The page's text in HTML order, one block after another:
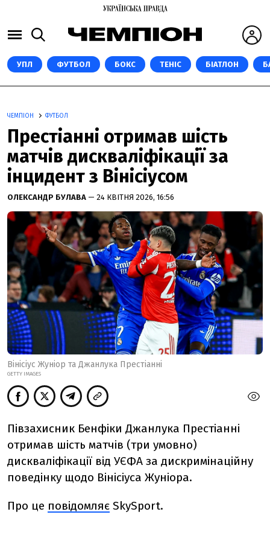
УПЛ ФУТБОЛ БОКС ТЕНІС БІАТЛОН
ЧЕМПІОН ФУТБОЛ
Престіанні отримав шість
матчів дискваліфікації за
інцидент з Вінісіусом
ОЛЕКСАНДР БУЛАВА — 24 КВІТНЯ 2026, 16:56
Вінісіус Жуніор та Джанлука Престіанні
GETTY IMAGES
Півзахисник Бенфіки Джанлука Престіанні
отримав шість матчів (три умовно)
дискваліфікації від УЄФА за дискримінаційну
поведінку щодо Вінісіуса Жуніора.
Про це повідомляє SkySport.